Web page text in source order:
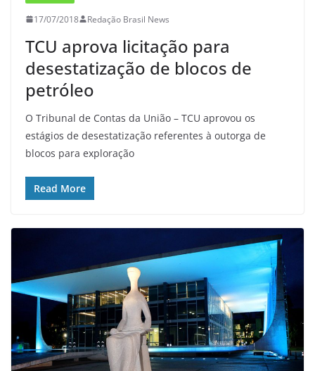
17/07/2018 Redação Brasil News
TCU aprova licitação para
desestatização de blocos de
petróleo
O Tribunal de Contas da União – TCU aprovou os
estágios de desestatização referentes à outorga de
blocos para exploração
Read More